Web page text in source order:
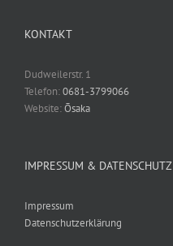
KONTAKT
Dudweilerstr. 1
Telefon:0681-3799066
Website:Ōsaka
IMPRESSUM & DATENSCHUTZ
Impressum
Datenschutzerklärung